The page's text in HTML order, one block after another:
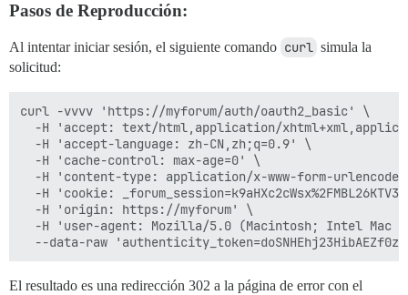
Pasos de Reproducción:
Al intentar iniciar sesión, el siguiente comando curl simula la
solicitud:
curl -vvvv 'https://myforum/auth/oauth2_basic' \
-H 'accept: text/html,application/
  -H 'accept-language: zh-CN,zh;q=0.9' \
  -H 'cache-control: max-age=0' \
-H 'content-type: application/x-www-form-
-H 'cookie:
  -H 'origin: https://myforum' \
-H 'user-agent: Mozilla/5.0 (Macintosh; Intel Mac
El resultado es una redirección 302 a la página de error con el